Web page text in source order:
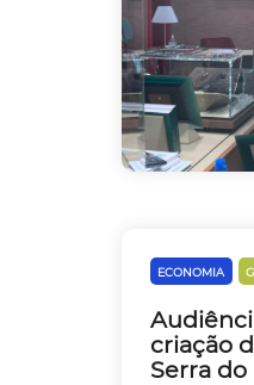
ECONOMIA
criação
Serra do